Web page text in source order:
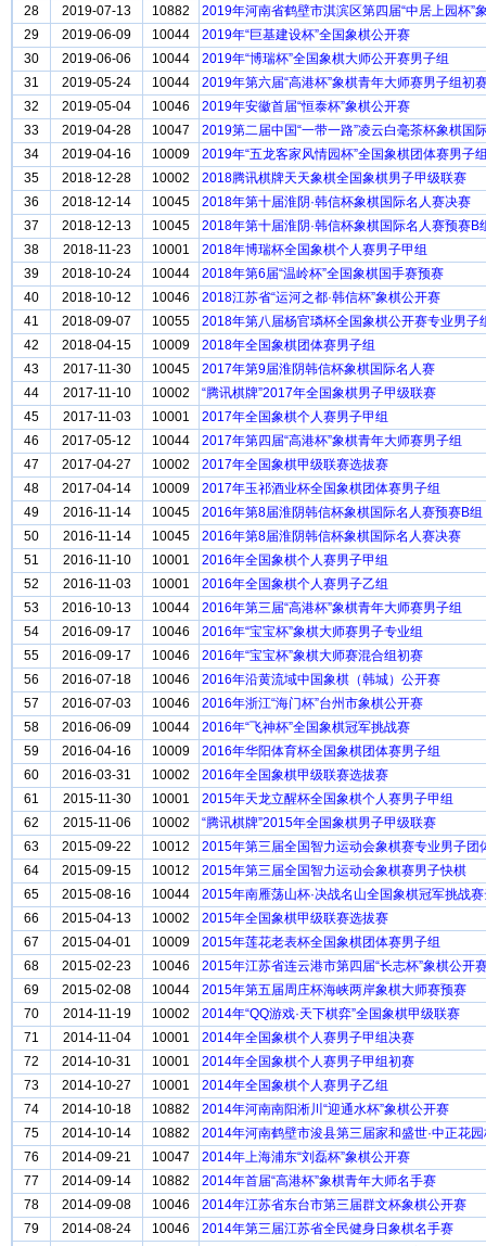
28
2019-07-13 10882
2019年河南省鹤壁市淇滨区第四届“中居上园杯”
29
2019-06-09 10044
2019年“巨基建设杯”全国象棋公开赛
30
2019-06-06 10044
2019年“博瑞杯”全国象棋大师公开赛男子组
31
2019-05-24 10044
2019年第六届“高港杯”象棋青年大师赛男子组初
32
2019-05-04 10046
2019年安徽首届“恒泰杯”象棋公开赛
33
2019-04-28 10047
2019第二届中国“一带一路”凌云白毫茶杯象棋国
34
2019-04-16 10009
2019年“五龙客家风情园杯”全国象棋团体赛男子
35
2018-12-28 10002
2018腾讯棋牌天天象棋全国象棋男子甲级联赛
36
2018-12-14 10045
2018年第十届淮阴·韩信杯象棋国际名人赛决赛
37
2018-12-13 10045
2018年第十届淮阴·韩信杯象棋国际名人赛预赛B
38
2018-11-23 10001
2018年博瑞杯全国象棋个人赛男子甲组
39
2018-10-24 10044
2018年第6届“温岭杯”全国象棋国手赛预赛
40
2018-10-12 10046
2018江苏省“运河之都·韩信杯”象棋公开赛
41
2018-09-07 10055
2018年第八届杨官璘杯全国象棋公开赛专业男子
42
2018-04-15 10009
2018年全国象棋团体赛男子组
43
2017-11-30 10045
2017年第9届淮阴韩信杯象棋国际名人赛
44
2017-11-10 10002
“腾讯棋牌”2017年全国象棋男子甲级联赛
45
2017-11-03 10001
2017年全国象棋个人赛男子甲组
46
2017-05-12 10044
2017年第四届“高港杯”象棋青年大师赛男子组
47
2017-04-27 10002
2017年全国象棋甲级联赛选拔赛
48
2017-04-14 10009
2017年玉祁酒业杯全国象棋团体赛男子组
49
2016-11-14 10045
2016年第8届淮阴韩信杯象棋国际名人赛预赛B组
50
2016-11-14 10045
2016年第8届淮阴韩信杯象棋国际名人赛决赛
51
2016-11-10 10001
2016年全国象棋个人赛男子甲组
52
2016-11-03 10001
2016年全国象棋个人赛男子乙组
53
2016-10-13 10044
2016年第三届“高港杯”象棋青年大师赛男子组
54
2016-09-17 10046
2016年“宝宝杯”象棋大师赛男子专业组
55
2016-09-17 10046
2016年“宝宝杯”象棋大师赛混合组初赛
56
2016-07-18 10046
2016年沿黄流域中国象棋（韩城）公开赛
57
2016-07-03 10046
2016年浙江“海门杯”台州市象棋公开赛
58
2016-06-09 10044
2016年“飞神杯”全国象棋冠军挑战赛
59
2016-04-16 10009
2016年华阳体育杯全国象棋团体赛男子组
60
2016-03-31 10002
2016年全国象棋甲级联赛选拔赛
61
2015-11-30 10001
2015年天龙立醒杯全国象棋个人赛男子甲组
62
2015-11-06 10002
“腾讯棋牌”2015年全国象棋男子甲级联赛
63
2015-09-22 10012
2015年第三届全国智力运动会象棋赛专业男子团
64
2015-09-15 10012
2015年第三届全国智力运动会象棋赛男子快棋
65
2015-08-16 10044
2015年南雁荡山杯·决战名山全国象棋冠军挑战
66
2015-04-13 10002
2015年全国象棋甲级联赛选拔赛
67
2015-04-01 10009
2015年莲花老表杯全国象棋团体赛男子组
68
2015-02-23 10046
2015年江苏省连云港市第四届“长志杯”象棋公开
69
2015-02-08 10044
2015年第五届周庄杯海峡两岸象棋大师赛预赛
70
2014-11-19 10002
2014年“QQ游戏·天下棋弈”全国象棋甲级联赛
71
2014-11-04 10001
2014年全国象棋个人赛男子甲组决赛
72
2014-10-31 10001
2014年全国象棋个人赛男子甲组初赛
73
2014-10-27 10001
2014年全国象棋个人赛男子乙组
74
2014-10-18 10882
2014年河南南阳淅川“迎通水杯”象棋公开赛
75
2014-10-14 10882
2014年河南鹤壁市浚县第三届家和盛世·中正花
76
2014-09-21 10047
2014年上海浦东“刘磊杯”象棋公开赛
77
2014-09-14 10882
2014年首届“高港杯”象棋青年大师名手赛
78
2014-09-08 10046
2014年江苏省东台市第三届群文杯象棋公开赛
79
2014-08-24 10046
2014年第三届江苏省全民健身日象棋名手赛